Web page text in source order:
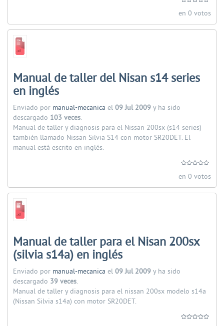
en 0 votos
Manual de taller del Nisan s14 series
en inglés
Enviado por manual-mecanica el 09 Jul 2009 y ha sido
descargado 103 veces.
Manual de taller y diagnosis para el Nissan 200sx (s14 series)
también llamado Nissan Silvia S14 con motor SR20DET. El
manual está escrito en inglés.
en 0 votos
Manual de taller para el Nisan 200sx
(silvia s14a) en inglés
Enviado por manual-mecanica el 09 Jul 2009 y ha sido
descargado 39 veces.
Manual de taller y diagnosis para el nissan 200sx modelo s14a
(Nissan Silvia s14a) con motor SR20DET.